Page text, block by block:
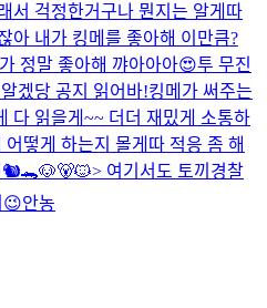
서 걱정한거구나 뭔지는 알게따
아 내가 킹메를 좋아해 이만큼?
정말 좋아해 꺄아아아😍투 무진
겠당 공지 읽어바!킹메가 써주는
다 읽을게~~ 더더 재밌게 소통하
어떻게 하는지 몰게따 적응 좀 해
여기서도 토끼경찰
😉안농